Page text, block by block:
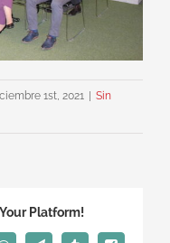
1st, 2021 | Sin
Platform!